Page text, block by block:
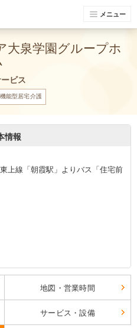
メニュー
大泉学園グループホ
ビス
能型居宅介護
情報
上線「朝霞駅」よりバス「住宅前
地図・営業時間
サービス・設備